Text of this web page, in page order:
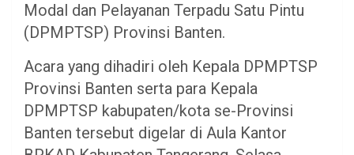
Modal dan Pelayanan Terpadu Satu Pintu
(DPMPTSP) Provinsi Banten.
Acara yang dihadiri oleh Kepala DPMPTSP
Provinsi Banten serta para Kepala
DPMPTSP kabupaten/kota se-Provinsi
Banten tersebut digelar di Aula Kantor